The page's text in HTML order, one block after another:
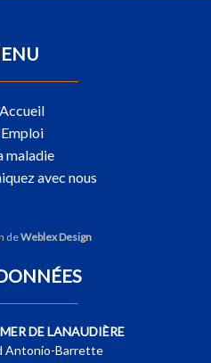
Accueil
Emploi
maladie
avec nous
deWeblex Design
DE LANAUDIÈRE
Antonio-Barrette